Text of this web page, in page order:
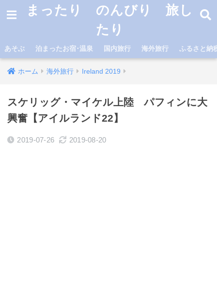
まったり のんびり 旅し
たり
あそぶ 泊まったお宿･温泉 国内旅行 海外旅行 ふるさと納
ホーム 海外旅行 Ireland 2019
スケリッグ・マイケル上陸 パフィンに大
興奮【アイルランド22】
2019-07-26 2019-08-20